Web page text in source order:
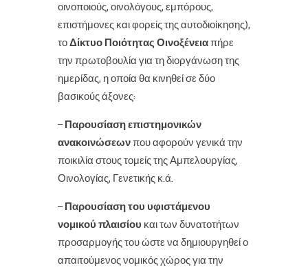
οινοποιούς, οινολόγους, εμπόρους,
επιστήμονες και φορείς της αυτοδιοίκησης),
τοΔίκτυο Ποιότητας Οινοξένειαπήρε
την πρωτοβουλία για τη διοργάνωση της
ημερίδας, η οποία θα κινηθεί σε δύο
βασικούς άξονες:
– Παρουσίαση επιστημονικών
ανακοινώσεωνπου αφορούν γενικά την
ποικιλία στους τομείς της Αμπελουργίας,
Οινολογίας, Γενετικής κ.ά.
– Παρουσίαση του υφιστάμενου
νομικού πλαισίου και των δυνατοτήτων
προσαρμογής του ώστε να δημιουργηθεί ο
απαιτούμενος νομικός χώρος για την